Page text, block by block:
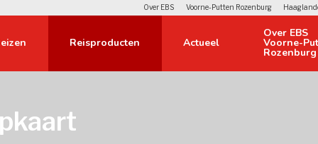
Over EBS Voorne-Putten Rozenburg
Reisproducten Actueel
Over EBS
Voorne-
Rozenburg
Verloren voorwerpen